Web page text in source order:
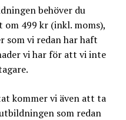
behöver du
499 kr (inkl. moms),
som vi redan har haft
vi har för att vi inte
kommer vi även att ta
som redan